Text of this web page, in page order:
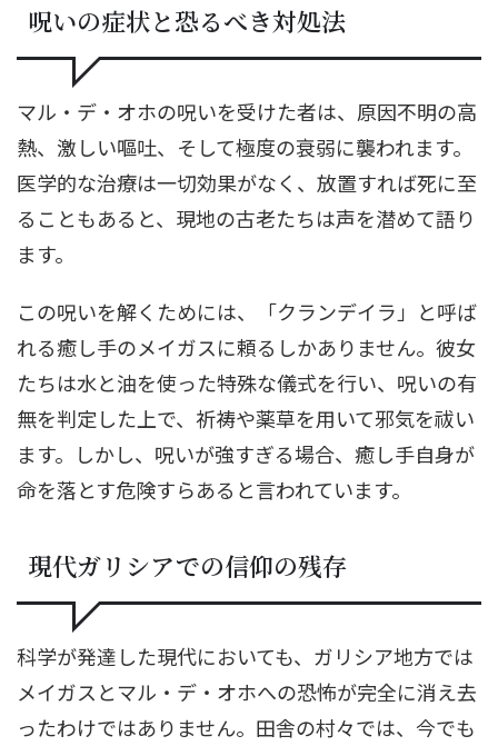
呪いの症状と恐るべき対処法
マル・デ・オホの呪いを受けた者は、原因不明の高
熱、激しい嘔吐、そして極度の衰弱に襲われます。
医学的な治療は一切効果がなく、放置すれば死に至
ることもあると、現地の古老たちは声を潜めて語り
ます。
この呪いを解くためには、「クランデイラ」と呼ば
れる癒し手のメイガスに頼るしかありません。彼女
たちは水と油を使った特殊な儀式を行い、呪いの有
無を判定した上で、祈祷や薬草を用いて邪気を祓い
ます。しかし、呪いが強すぎる場合、癒し手自身が
命を落とす危険すらあると言われています。
現代ガリシアでの信仰の残存
科学が発達した現代においても、ガリシア地方では
メイガスとマル・デ・オホへの恐怖が完全に消え去
ったわけではありません。田舎の村々では、今でも